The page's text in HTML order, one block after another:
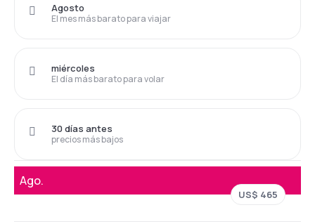
El mes más barato para viajar
Agosto
El día más barato para volar
miércoles
precios más bajos
30 días antes
Ago.
US$ 465